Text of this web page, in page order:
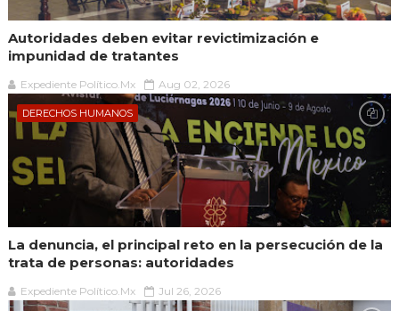
Autoridades deben evitar revictimización e
impunidad de tratantes
Expediente Político.Mx Aug 02, 2026
DERECHOS HUMANOS
La denuncia, el principal reto en la persecución de la
trata de personas: autoridades
Expediente Político.Mx Jul 26, 2026